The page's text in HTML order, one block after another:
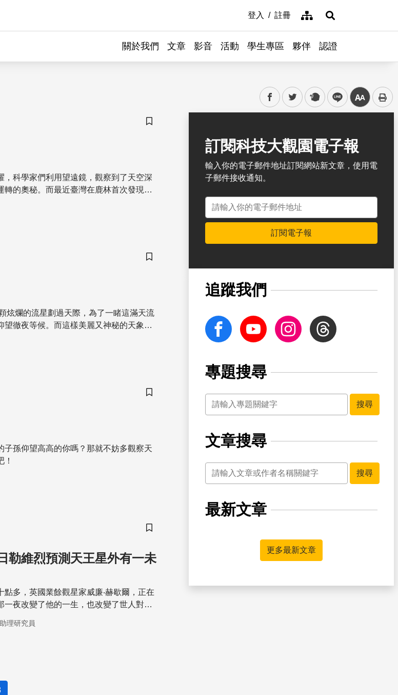
登入 註冊 網站導覽展開搜尋
關於我們 文章 影音 活動 學生專區 夥伴 認證
facebooktwitter plurk line 中
儲存書籤
科學家們利用望遠鏡，觀察到了天空深
轉的奧秘。而最近臺灣在鹿林首次發現了
儲存書籤
徹夜等候。而這樣美麗又神秘的天象，
低，所以它表面都是一些冰封的物質。
，跟裡頭的空氣分子因摩擦生熱而燃燒，儲存書籤
孫仰望高高的你嗎？那就不妨多觀察天
！
儲存書籤
勒維烈預測天王星外有一未
多，英國業餘觀星家威廉‧赫歇爾，正在
一夜改變了他的一生，也改變了世人對太
理研究員
訂閱科技大觀園電子報
輸入你的電子郵件地址訂閱網站新文章，使用電
子郵件接收通知。
電子郵件地址
訂閱電子報
追蹤我們
facebook Youtube InstagramThreads
專題搜尋
關鍵字
搜尋
文章搜尋
關鍵字
搜尋
最新文章
更多最新文章